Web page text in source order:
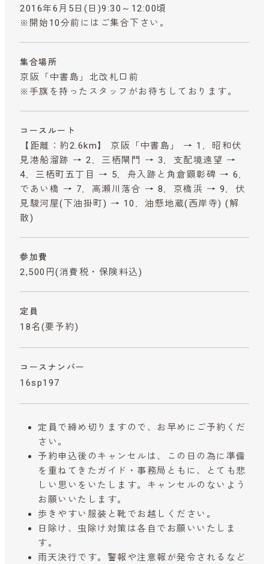
2016年6月5日(日)9:30～12:00頃
※開始10分前にはご集合下さい。
集合場所
京阪「中書島」北改札口前
※手旗を持ったスタッフがお待ちしております。
コースルート
【距離：約2.6km】 京阪「中書島」 → 1．昭和伏
見港船溜跡 → 2．三栖閘門 → 3．支配境遠望 →
4．三栖町五丁目 → 5．舟入跡と角倉顕彰碑 → 6．
であい橋 → 7．高瀬川落合 → 8．京橋浜 → 9．伏
見駿河屋(下油掛町) → 10．油懸地蔵(西岸寺) (解
散)
参加費
2,500円 (消費税・保険料込)
定員
18名(要予約)
コースナンバー
16sp197
定員で締め切りますので、お早めにご予約くだ
さい。
予約申込後のキャンセルは、この日の為に準備
を重ねてきたガイド・事務局ともに、とても悲
しい思いをいたします。キャンセルのないよう
お願いいたします。
歩きやすい服装と靴でお越しください。
日除け、虫除け対策は各自でお願いいたしま
す。
雨天決行です。警報や注意報が発令されるなど